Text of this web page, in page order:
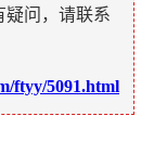
疑问，请联系
ftyy/5091.html